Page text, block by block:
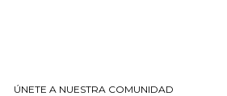
ÚNETE A NUESTRA COMUNIDAD